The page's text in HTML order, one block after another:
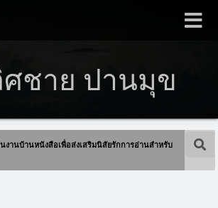
ศชาย ปานมุข
งานบ้านหนังสือเพื่อส่งเสริมนิสัยรักการอ่านสำหรับ